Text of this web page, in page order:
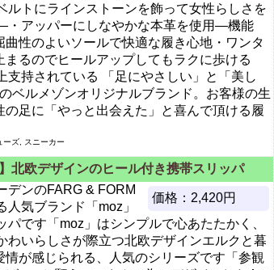
ルトにラインストーンを飾って女性らしさを
アッパーにしなやかな本革を使用―機能
性のよいソールで快適な履き心地・ワンタ
るのでヒールアップしてもラクに歩ける
支持されている 「足にやさしい」と「美し
ベルメゾンオリジナルブランド。お客様の生
足に「やっと出会えた」と喜んで頂ける履
ーズ, スニーカー
北欧デザインのヒール付き携帯スリッパ
価格：2,420円
デンのFARG & FORM
人気ブランド「moz」
パです「moz」はシンプルで心あたたかく、
わいらしさが際立つ北欧デザインエルクと暮
情が感じられる、人気のシリーズです「参観